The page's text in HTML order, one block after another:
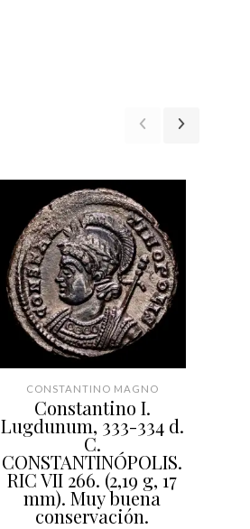
CONSTANTINO MAGNO
Constantino I.
Lugdunum, 333-334 d.
C.
CONSTANTINÓPOLIS.
RIC VII 266. (2,19 g, 17
mm). Muy buena
conservación.